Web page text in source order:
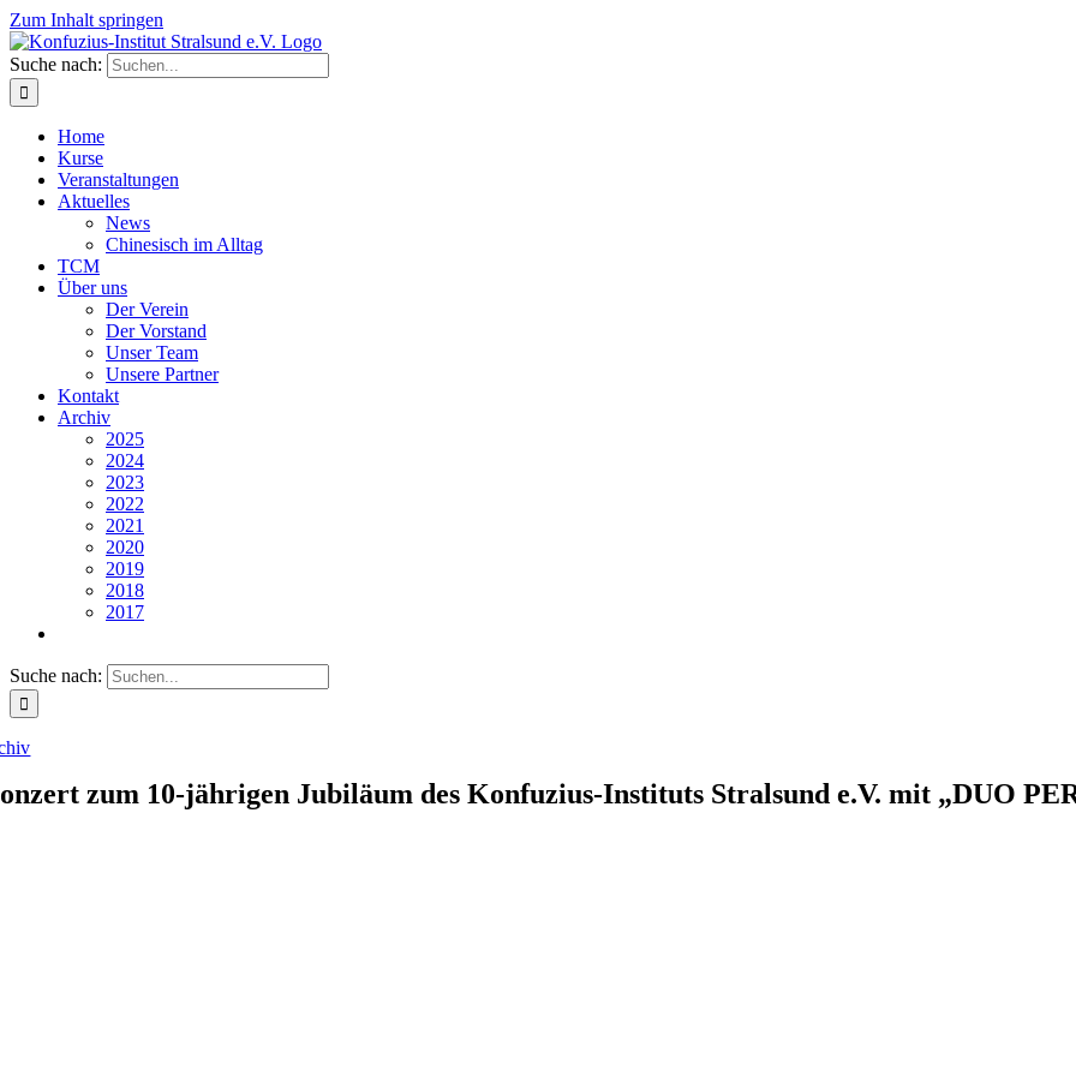
Zum Inhalt springen
Suche nach:
Home
Kurse
Veranstaltungen
Aktuelles
News
Chinesisch im Alltag
TCM
Über uns
Der Verein
Der Vorstand
Unser Team
Unsere Partner
Kontakt
Archiv
2025
2024
2023
2022
2021
2020
2019
2018
2017
Suche nach:
zum 10-jährigen Jubiläum des Konfuzius-Instituts Stralsund e.V. mit „DUO